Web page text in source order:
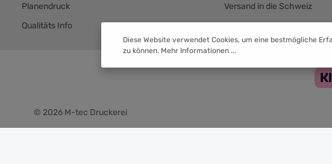
Planendruck
Qualitäts Info
Versand in die Schweiz
Versand & Zahlung
© 2026 M-tec Druckerei
Diese Website verwendet Cookies, um eine bestmögliche
zu können. Mehr Informationen ...